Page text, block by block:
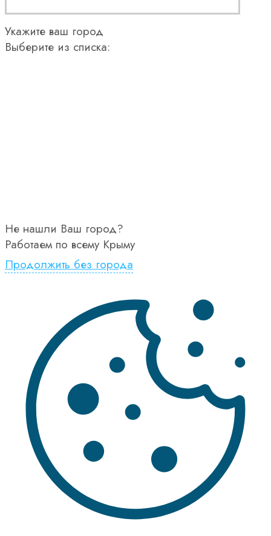
Укажите ваш город
Выберите из списка:
Не нашли Ваш город?
Работаем по всему Крыму
Продолжить без города